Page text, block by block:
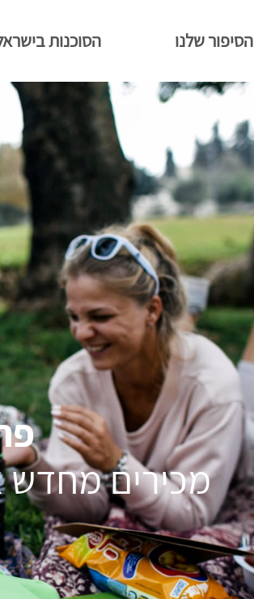
הסיפור שלנו הסוכנות
מכירים